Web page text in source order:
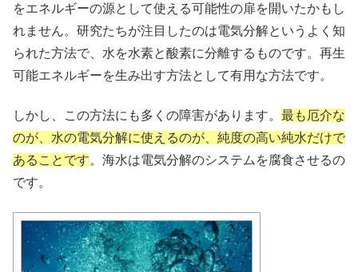
をエネルギーの源として使える可能性の扉を開いたかもし
れません。研究たちが注目したのは電気分解というよく知
られた方法で、水を水素と酸素に分離するものです。再生
可能エネルギーを生み出す方法として有用な方法です。
しかし、この方法にも多くの障害があります。 最も厄介な
のが、水の電気分解に使えるのが、純度の高い純水だけで
あることです。海水は電気分解のシステムを腐食させるの
です。